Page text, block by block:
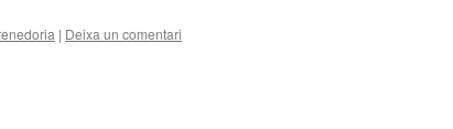
| Deixa un comentari